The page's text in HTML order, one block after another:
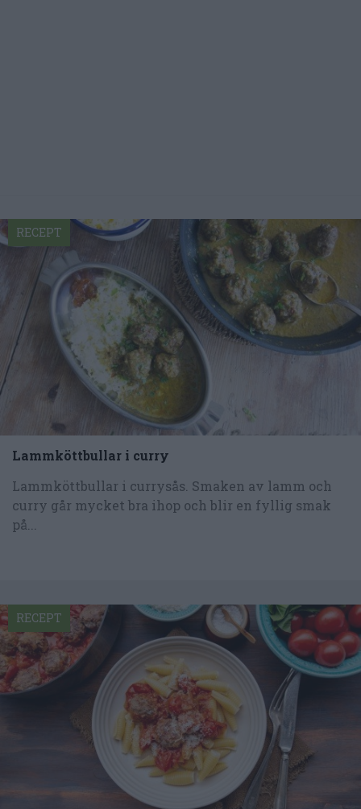
Lammköttbullar i curry
Lammköttbullar i currysås. Smaken av lamm och
curry går mycket bra ihop och blir en fyllig smak
på...
RECEPT
RECEPT